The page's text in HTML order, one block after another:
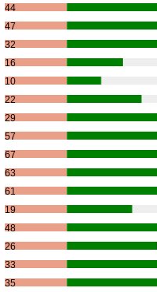
44
47
32
16
10
22
29
57
67
63
61
19
48
26
33
35